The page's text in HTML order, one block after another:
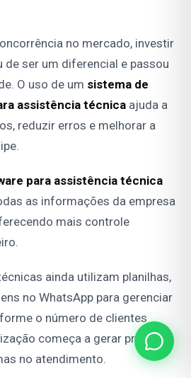
no mercado, investir
de ser um diferencial e passou
O uso de um sistema de
assistência técnica ajuda a
reduzir erros e melhorar a
para assistência técnica
as informações da empresa
mais controle
ainda utilizam planilhas,
no WhatsApp para gerenciar
o número de clientes
começa a gerar prejuízos
no atendimento.